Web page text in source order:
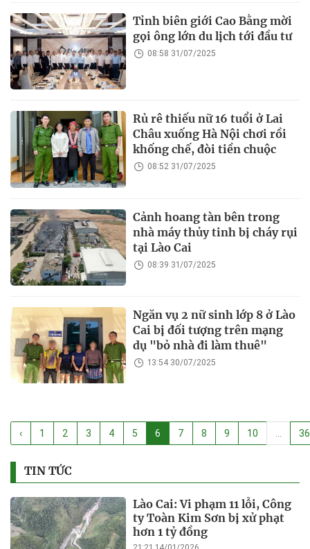
Tỉnh biên giới Cao Bằng mời
gọi ông lớn du lịch tới đầu tư
08:58 31/07/2025
Rủ rê thiếu nữ 16 tuổi ở Lai
Châu xuống Hà Nội chơi rồi
khống chế, đòi tiền chuộc
08:52 31/07/2025
Cảnh hoang tàn bên trong
nhà máy thủy tinh bị cháy rụi
tại Lào Cai
08:39 31/07/2025
Ngăn vụ 2 nữ sinh lớp 8 ở Lào
Cai bị đối tượng trên mạng
dụ "bỏ nhà đi làm thuê"
13:54 30/07/2025
‹ 1 2 3 4 5 6 7 8 9 10 ...
TIN TỨC
Lào Cai: Vi phạm 11 lỗi, Công
ty Toàn Kim Sơn bị xử phạt
hơn 1 tỷ đồng